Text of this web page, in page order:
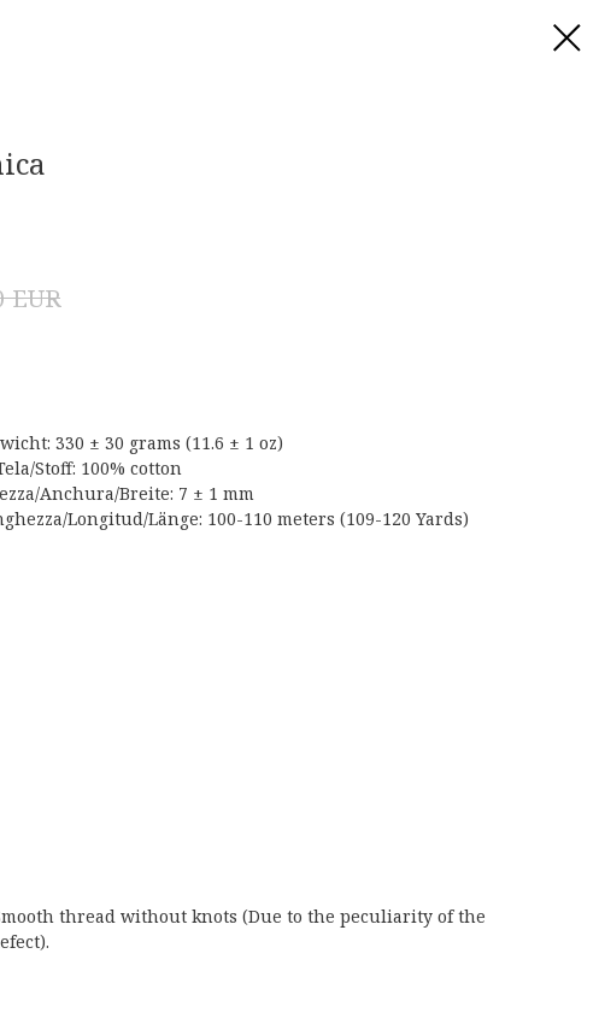
EUR
330 ± 30 grams (11.6 ± 1 oz)
Stoff: 100% cotton
Anchura/Breite: 7 ± 1 mm
Longitud/Länge: 100-110 meters (109-120 Yards)
thread without knots (Due to the peculiarity of the